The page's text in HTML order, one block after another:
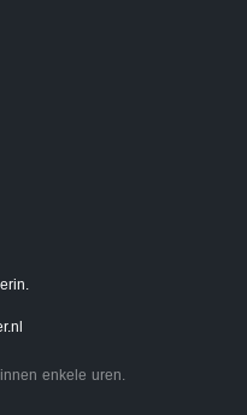
enkele uren.